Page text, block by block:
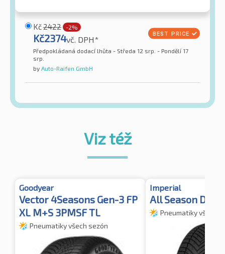
Kč2422 -2%
Kč2374vč. DPH*
Předpokládaná dodací lhůta - Středa 12 srp. - Pondělí 17
srp.
by Auto-Raifen GmbH
Viz též
Goodyear
Vector 4Seasons Gen-3 FP
XL M+S 3PMSF TL
Pneumatiky všech sezón
Imperial
All Season
Pneumatiky všech